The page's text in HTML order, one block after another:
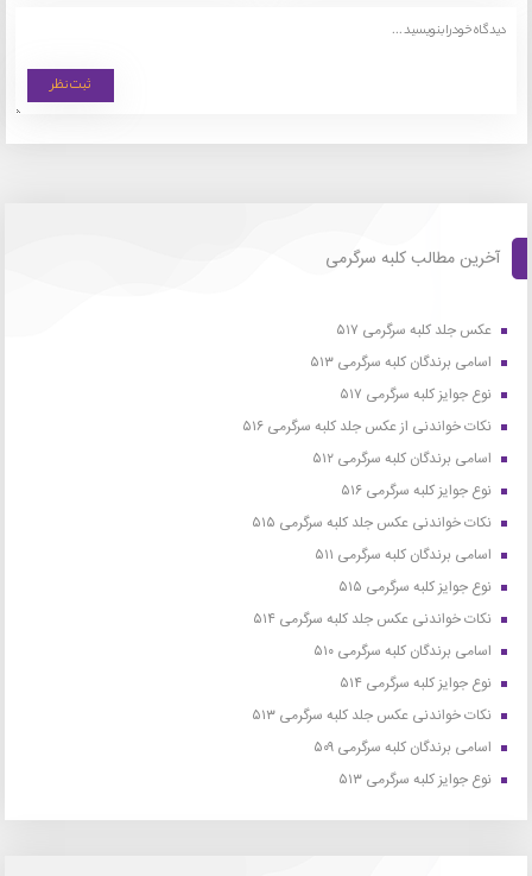
آخرین مطالب کلبه سرگرمی
عکس جلد کلبه سرگرمی ۵۱۷
اسامی برندگان کلبه سرگرمی ۵۱۳
نوع جوایز کلبه سرگرمی ۵۱۷
نکات خواندنی از عکس جلد کلبه سرگرمی ۵۱۶
اسامی برندگان کلبه سرگرمی ۵۱۲
نوع جوایز کلبه سرگرمی ۵۱۶
نکات خواندنی عکس جلد کلبه سرگرمی ۵۱۵
اسامی برندگان کلبه سرگرمی ۵۱۱
نوع جوایز کلبه سرگرمی ۵۱۵
نکات خواندنی عکس جلد کلبه سرگرمی ۵۱۴
اسامی برندگان کلبه سرگرمی ۵۱۰
نوع جوایز کلبه سرگرمی ۵۱۴
نکات خواندنی عکس جلد کلبه سرگرمی ۵۱۳
اسامی برندگان کلبه سرگرمی ۵۰۹
نوع جوایز کلبه سرگرمی ۵۱۳